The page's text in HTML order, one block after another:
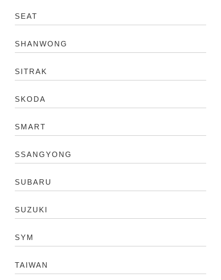
SEAT
SHANWONG
SITRAK
SKODA
SMART
SSANGYONG
SUBARU
SUZUKI
SYM
TAIWAN